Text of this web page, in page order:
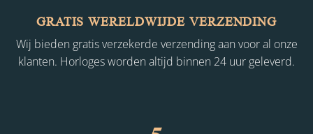
GRATIS WERELDWIJDE VERZENDING
Wij bieden gratis verzekerde verzending aan voor al onze
klanten. Horloges worden altijd binnen 24 uur geleverd.